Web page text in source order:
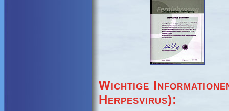
Wichtige
Herpesvirus):